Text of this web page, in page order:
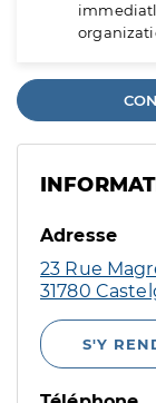
Adresse
23 Rue
31780
S'Y